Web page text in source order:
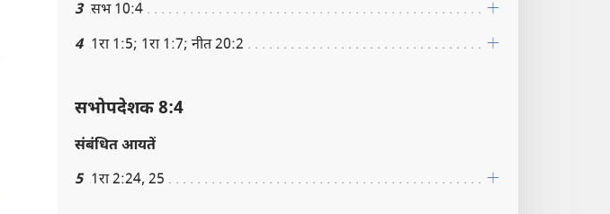
3 सभ 10:4
4 1रा 1:5; 1रा 1:7; नीत 20:2
सभोपदेशक 8:4
संबंधित आयतें
5 1रा 2:24, 25